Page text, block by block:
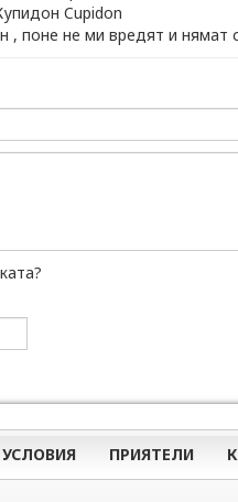
Cupidon
, поне не ми вредят и нямат
ПРИЯТЕЛИ